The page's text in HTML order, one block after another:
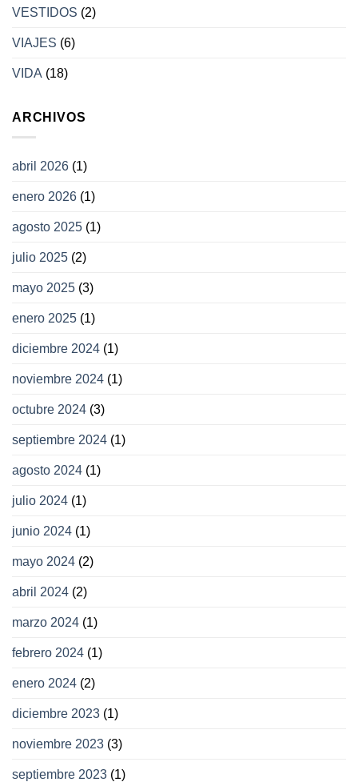
VESTIDOS (2)
VIAJES (6)
VIDA (18)
ARCHIVOS
abril 2026 (1)
enero 2026 (1)
agosto 2025 (1)
julio 2025 (2)
mayo 2025 (3)
enero 2025 (1)
diciembre 2024 (1)
noviembre 2024 (1)
octubre 2024 (3)
septiembre 2024 (1)
agosto 2024 (1)
julio 2024 (1)
junio 2024 (1)
mayo 2024 (2)
abril 2024 (2)
marzo 2024 (1)
febrero 2024 (1)
enero 2024 (2)
diciembre 2023 (1)
noviembre 2023 (3)
septiembre 2023 (1)